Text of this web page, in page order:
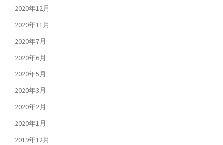
2020年12月
2020年11月
2020年7月
2020年6月
2020年5月
2020年3月
2020年2月
2020年1月
2019年12月